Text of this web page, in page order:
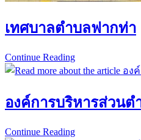
เทศบาลตำบลฟากท่า
Continue Readingเทศบาล
ตำบล
องค์การบริหารส่วนต
Continue Readingองค์การ